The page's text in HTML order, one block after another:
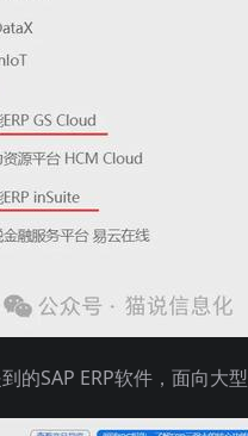
SAP ERP软件，面向大型